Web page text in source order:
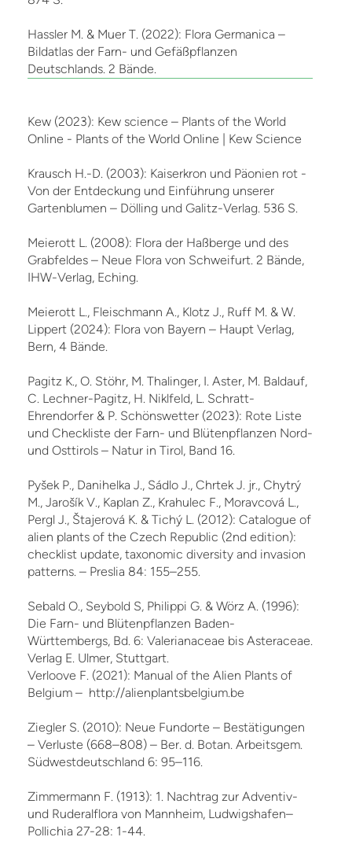
Hassler M. & Muer T. (2022): Flora Germanica –
Bildatlas der Farn- und Gefäßpflanzen
Deutschlands. 2 Bände.
Kew (2023): Kew science – Plants of the World
Online - Plants of the World Online | Kew Science
Krausch H.-D. (2003): Kaiserkron und Päonien rot -
Von der Entdeckung und Einführung unserer
Gartenblumen – Dölling und Galitz-Verlag. 536 S.
Meierott L. (2008): Flora der Haßberge und des
Grabfeldes – Neue Flora von Schweifurt. 2 Bände,
IHW-Verlag, Eching.
Meierott L., Fleischmann A., Klotz J., Ruff M. & W.
Lippert (2024): Flora von Bayern – Haupt Verlag,
Bern, 4 Bände.
Pagitz K., O. Stöhr, M. Thalinger, I. Aster, M. Baldauf,
C. Lechner-Pagitz, H. Niklfeld, L. Schratt-
Ehrendorfer & P. Schönswetter (2023): Rote Liste
und Checkliste der Farn- und Blütenpflanzen Nord-
und Osttirols – Natur in Tirol, Band 16.
Pyšek P., Danihelka J., Sádlo J., Chrtek J. jr., Chytrý
M., Jarošík V., Kaplan Z., Krahulec F., Moravcová L.,
Pergl J., Štajerová K. & Tichý L. (2012): Catalogue of
alien plants of the Czech Re­public (2nd edition):
checklist update, taxonomic diversity and invasion
patterns. – Preslia 84: 155–255.
Sebald O., Seybold S, Philippi G. & Wörz A. (1996):
Die Farn- und Blütenpflanzen Baden-
Württembergs, Bd. 6: Valerianaceae bis Asteraceae.
Verlag E. Ulmer, Stuttgart.
Verloove F. (2021): Manual of the Alien Plants of
Belgium – http://alienplantsbelgium.be
Ziegler S. (2010): Neue Fundorte – Bestätigungen
– Verluste (668–808) – Ber. d. Botan. Arbeitsgem.
Südwestdeutschland 6: 95–116.
Zimmermann F. (1913): 1. Nachtrag zur Adventiv-
und Ruderalflora von Mannheim, Ludwigshafen–
Pollichia 27-28: 1-44.